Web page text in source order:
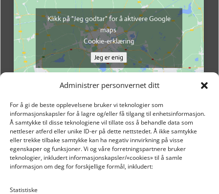
Administrer personvernet ditt
For å gi de beste opplevelsene bruker vi teknologier som
informasjonskapsler for å lagre og/eller få tilgang til enhetsinformasjon.
Å samtykke til disse teknologiene vil tillate oss å behandle data som
nettleser atferd eller unike ID-er på dette nettstedet. Å ikke samtykke
eller trekke tilbake samtykke kan ha negativ innvirkning på visse
egenskaper og funksjoner. Vi og våre forretningspartnere bruker
teknologier, inkludert informasjonskapsler/«cookies» til å samle
informasjon om deg for forskjellige formål, inkludert:
Statistiske
Klikk på "Jeg godtar" for å aktivere Google
maps
Cookie-erklæring
Jeg er enig